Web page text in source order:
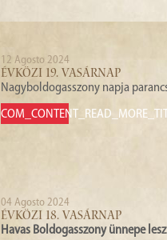
12 Agosto 2024
ÉVKÖZI 19. VASÁRNAP
Nagyboldogasszony napja
04 Agosto 2024
ÉVKÖZI 18. VASÁRNAP
Havas Boldogasszony ünnepe